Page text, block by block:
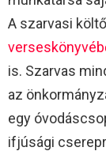
A szarvasi
is. Szarvas
az
egy
ifjúsági